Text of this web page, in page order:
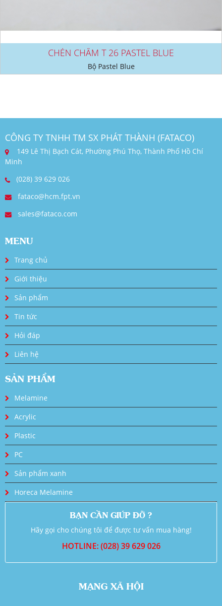
CHÉN CHẤM T 26 PASTEL BLUE
Bộ Pastel Blue
CÔNG TY TNHH TM SX PHÁT THÀNH (FATACO)
149 Lê Thị Bạch Cát, Phường Phú Thọ, Thành Phố Hồ Chí
Minh
(028) 39 629 026
fataco@hcm.fpt.vn
sales@fataco.com
MENU
Trang chủ
Giới thiệu
Sản phẩm
Tin tức
Hỏi đáp
Liên hệ
SẢN PHẨM
Melamine
Acrylic
Plastic
PC
Sản phẩm xanh
Horeca Melamine
BẠN CẦN GIÚP ĐỠ ?
Hãy gọi cho chúng tôi để được tư vấn mua hàng!
HOTLINE: (028) 39 629 026
MẠNG XÃ HỘI